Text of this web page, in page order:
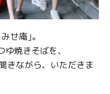
せ庵｣。
焼きそばを、
きながら、いただきま